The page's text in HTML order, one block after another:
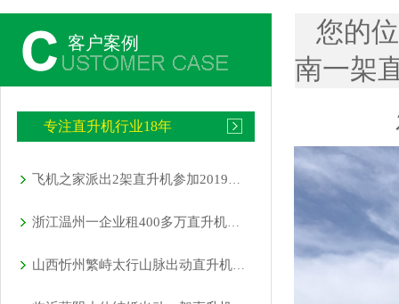
客户案例
专注直升机行业18年
飞机之家派出2架直升机参加2019沈阳法库航展
浙江温州一企业租400多万直升机开业
山西忻州繁峙太行山脉出动直升机禁毒
您的
南一架